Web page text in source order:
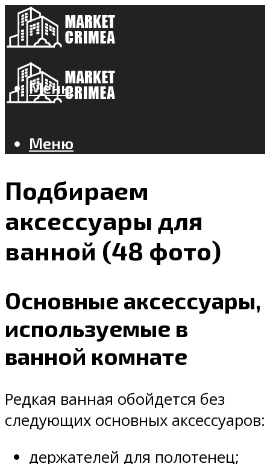
Меню
Меню
Подбираем
аксессуары для
ванной (48 фото)
Основные аксессуары,
используемые в
ванной комнате
Редкая ванная обойдется без
следующих основных аксессуаров:
держателей для полотенец;